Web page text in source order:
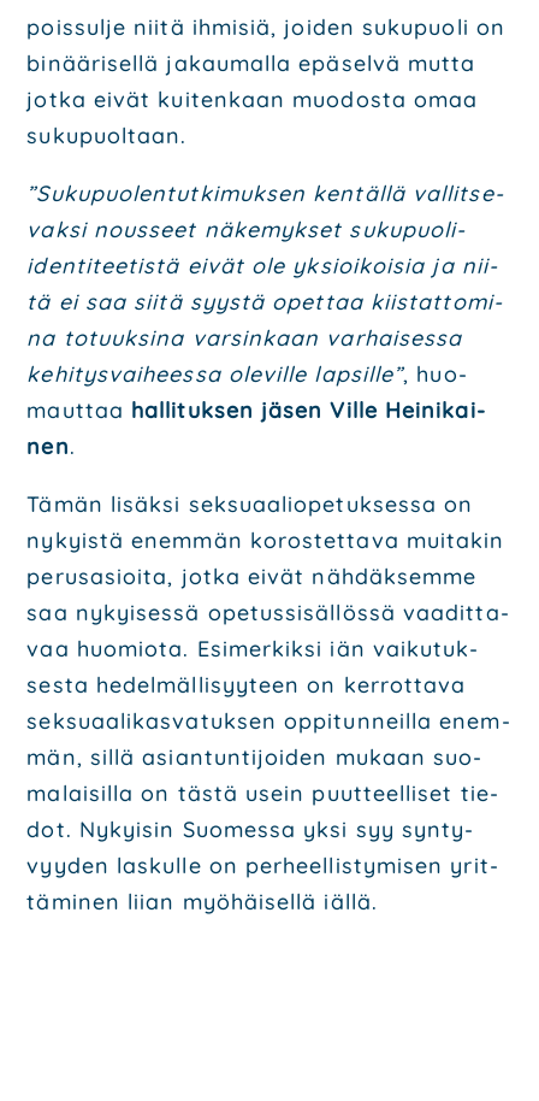
pois­sul­je nii­tä ihmi­siä, joi­den suku­puo­li on
binää­ri­sel­lä jakau­mal­la epä­sel­vä mut­ta
jot­ka eivät kui­ten­kaan muo­dos­ta omaa
suku­puol­taan.
”Suku­puo­len­tut­ki­muk­sen ken­täl­lä val­lit­se­
vak­si nous­seet näke­myk­set suku­puo­li-
iden­ti­tee­tis­tä eivät ole yksioi­koi­sia ja nii­
tä ei saa sii­tä syys­tä opet­taa kiis­tat­to­mi­
na totuuk­si­na var­sin­kaan var­hai­ses­sa
kehi­tys­vai­hees­sa ole­vil­le lap­sil­le”, huo­
maut­taa hal­li­tuk­sen jäsen Vil­le Hei­ni­kai­
nen.
Tämän lisäk­si sek­su­aa­lio­pe­tuk­ses­sa on
nykyis­tä enem­män koros­tet­ta­va mui­ta­kin
perus­asioi­ta, jot­ka eivät näh­däk­sem­me
saa nykyi­ses­sä ope­tus­si­säl­lös­sä vaa­dit­ta­
vaa huo­mio­ta. Esi­mer­kik­si iän vai­ku­tuk­
ses­ta hedel­mäl­li­syy­teen on ker­rot­ta­va
sek­su­aa­li­kas­va­tuk­sen oppi­tun­neil­la enem­
män, sil­lä asian­tun­ti­joi­den mukaan suo­
ma­lai­sil­la on täs­tä usein puut­teel­li­set tie­
dot. Nykyi­sin Suo­mes­sa yksi syy syn­ty­
vyy­den las­kul­le on per­heel­lis­ty­mi­sen yrit­
tä­mi­nen lii­an myö­häi­sel­lä iäl­lä.